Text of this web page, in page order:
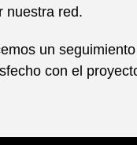
nuestra red.
un
con el